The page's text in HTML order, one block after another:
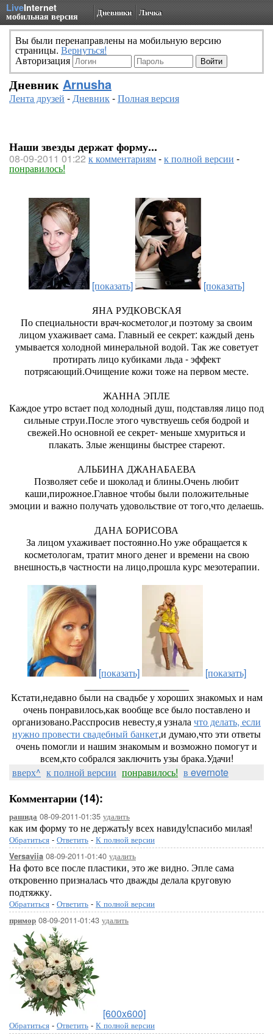
LiveInternet
мобильная версия Дневники Личка
Вы были перенаправлены на мобильную версию
страницы. Вернуться!
Авторизация
Дневник Arnusha
Лента друзей -Дневник-Полная версия
Наши звезды держат форму...
08-09-2011 01:22 к комментариям-к полной версии -
понравилось!
[показать]
[показать]
ЯНА РУДКОВСКАЯ
По специальности врач-косметолог,и поэтому за своим
лицом ухаживает сама. Главный ее секрет: каждый день
умывается холодной минеральной водой. Так же советует
протирать лицо кубиками льда - эффект
потрясающий.Очищение кожи тоже на первом месте.
ЖАННА ЭПЛЕ
Каждое утро встает под холодный душ, подставляя лицо под
сильные струи.После этого чувствуешь себя бодрой и
свежей.Но основной ее секрет- меньше хмуриться и
плакать. Злые женщины быстрее стареют.
АЛЬБИНА ДЖАНАБАЕВА
Позволяет себе и шоколад и блины.Очень любит
каши,пирожное.Главное чтобы были положительные
эмоции и важно получать удовольствие от того,что делаешь.
ДАНА БОРИСОВА
За лицом ухаживает постоянно.Но уже обращается к
косметологам, тратит много денег и времени на свою
внешность,в частности на лицо,прошла курс мезотерапии.
[показать]
[показать]
Кстати,недавно были на свадьбе у хороших знакомых и нам
очень понравилось,как вообще все было поставлено и
организовано.Расспросив невесту,я узналачто делать, если
нужно провести свадебный банкет,и думаю,что эти ответы
очень помогли и нашим знакомым и возможно помогут и
всем,кто собрался заключить узы брака.Удачи!
вверх^ к полной версии понравилось! в evernote
Комментарии (14):
рашида 08-09-2011-01:35 удалить
как им форму то не держать!у всех навиду!спасибо милая!
Обратиться - Ответить - К полной версии
Versaviia 08-09-2011-01:40 удалить
На фото все после пластики, это же видно. Эпле сама
откровенно призналась что дважды делала круговую
подтяжку.
Обратиться - Ответить - К полной версии
примор 08-09-2011-01:43 удалить
[600x600]
Обратиться - Ответить - К полной версии